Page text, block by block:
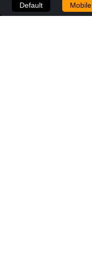
Default Mobile